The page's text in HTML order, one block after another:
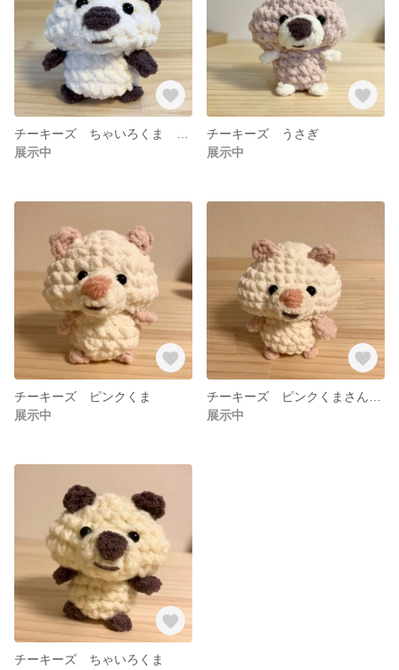
展示中
チーキーズ うさぎ
展示中
チーキーズ ピンクくま
展示中
展示中
チーキーズ ちゃいろくま